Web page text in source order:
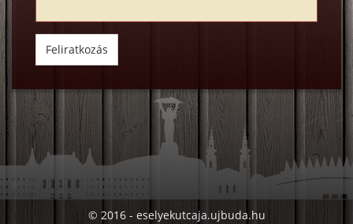
Feliratkozás
© 2016 - eselyekutcaja.ujbuda.hu